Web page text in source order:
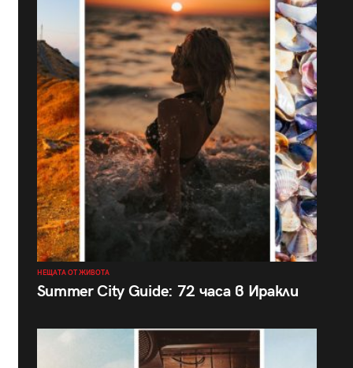
НЕЩАТА ОТ ЖИВОТА
Summer City Guide: 72 часа в Иракли